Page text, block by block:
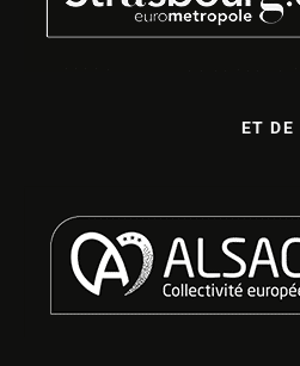
ET DE